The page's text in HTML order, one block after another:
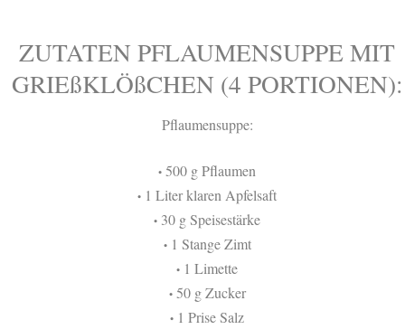
ZUTATEN PFLAUMENSUPPE MIT
GRIEßKLÖßCHEN (4 PORTIONEN):
Pflaumensuppe:
• 500 g Pflaumen
• 1 Liter klaren Apfelsaft
• 30 g Speisestärke
•1 Stange Zimt
• 1 Limette
•50 g Zucker
• 1 Prise Salz